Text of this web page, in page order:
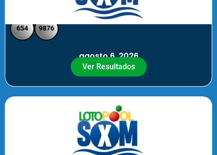
SXM Noche - Pick 3 Pick 4
654 9876
agosto 6, 2026
Ver Resultados